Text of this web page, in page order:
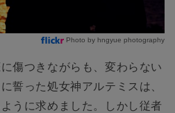
Photo by hngyue photography
傷つきながらも、変わらない
誓った処女神アルテミスは、
うに求めました。しかし従者